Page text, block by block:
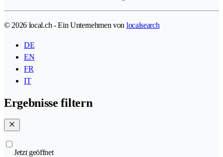
© 2026 local.ch - Ein Unternehmen von localsearch
DE
EN
FR
IT
Ergebnisse filtern
Jetzt geöffnet